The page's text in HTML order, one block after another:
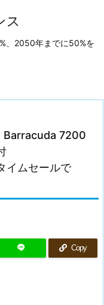
ス
、2050年までに50%を
Barracuda 7200
イムセールで
Copy